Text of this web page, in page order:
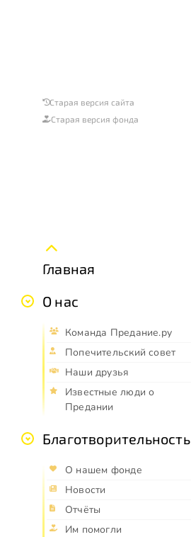
Старая версия сайта
Старая версия фонда
Главная
О нас
Команда Предание.ру
Попечительский совет
Наши друзья
Известные люди о
Предании
Благотворительность
О нашем фонде
Новости
Отчёты
Им помогли